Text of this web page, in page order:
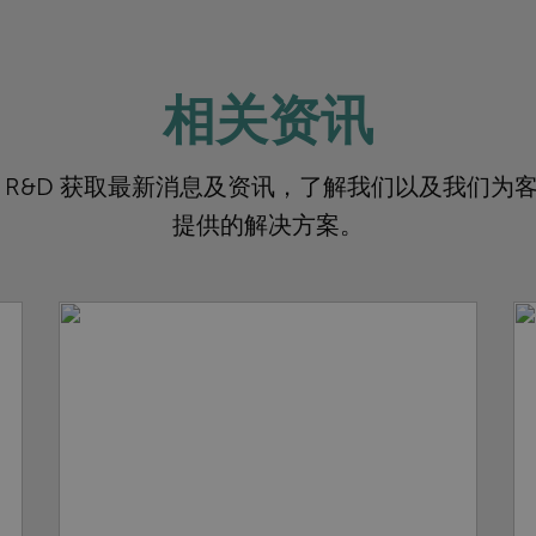
相关资讯
获取最新消息及资讯，了解我们以及我们为
提供的解决方案。